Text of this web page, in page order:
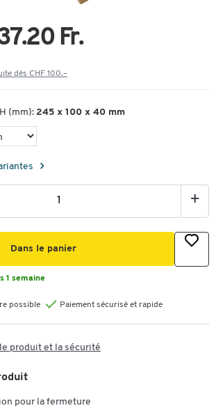
Fr.
dès CHF 100.–
(mm): 245 x 100 x 40 mm
+
Dans le panier
1 semaine
possible Paiement sécurisé et rapide
produit et la sécurité
pour la fermeture